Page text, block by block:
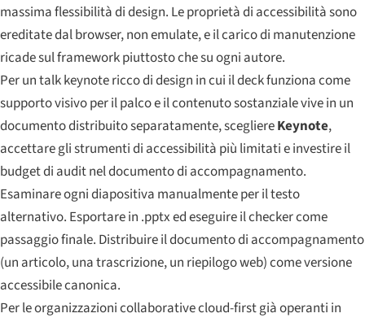
massima flessibilità di design. Le proprietà di accessibilità sono
ereditate dal browser, non emulate, e il carico di manutenzione
ricade sul framework piuttosto che su ogni autore.
Per un talk keynote ricco di design in cui il deck funziona come
supporto visivo per il palco e il contenuto sostanziale vive in un
documento distribuito separatamente, scegliereKeynote,
accettare gli strumenti di accessibilità più limitati e investire il
budget di audit nel documento di accompagnamento.
Esaminare ogni diapositiva manualmente per il testo
alternativo. Esportare in .pptx ed eseguire il checker come
passaggio finale. Distribuire il documento di accompagnamento
(un articolo, una trascrizione, un riepilogo web) come versione
accessibile canonica.
Per le organizzazioni collaborative cloud-first già operanti in